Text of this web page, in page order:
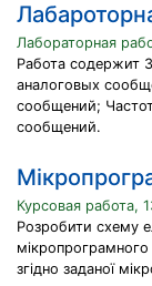
Лабораторная
Работа содержит
аналоговых
сообщений;
сообщений.
Курсовая работа,
Розробити схему
згідно заданої